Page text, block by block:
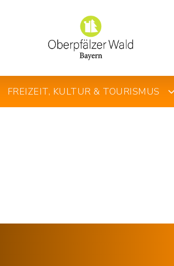
FREIZEIT, KULTUR & TOURISMUS